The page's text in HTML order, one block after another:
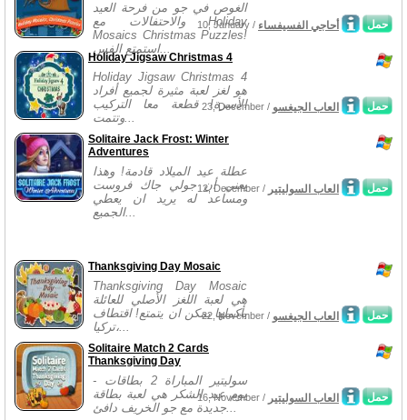
الغوص في جو من فرحة العيد
والاحتفالات مع Holiday
Mosaics Christmas Puzzles!
استمتع الفس...
حمل 10, January / أحاجي الفسيفساء
Holiday Jigsaw Christmas 4
Holiday Jigsaw Christmas 4
هو لغز لعبة مثيرة لجميع أفراد
الأسرة! قطعة معا التركيب
وتتمت...
حمل 23, December / العاب الجيغسو
Solitaire Jack Frost: Winter
Adventures
عطلة عيد الميلاد قادمة! وهذا
يعني أن جولي جاك فروست
ومساعد له يريد ان يعطي
الجميع...
حمل 12, December / العاب السوليتير
Thanksgiving Day Mosaic
Thanksgiving Day Mosaic
هي لعبة اللغز الأصلي للعائلة
بأكملها يمكن ان يتمتع! اقتطاف
تركيا،...
حمل 22, November / العاب الجيغسو
Solitaire Match 2 Cards
Thanksgiving Day
سوليتير المباراة 2 بطاقات -
يوم عيد الشكر هي لعبة بطاقة
جديدة مع جو الخريف دافئ...
حمل 16, November / العاب السوليتير